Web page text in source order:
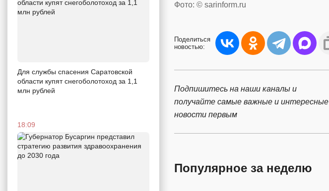
Для службы спасения Саратовской
области купят снегоболотоход за 1,1
млн рублей
18:09
Фото: © sarinform.ru
Поделиться
новостью:
Подпишитесь на наши каналы и
получайте самые важные и интересные
новости первым
Популярное за неделю